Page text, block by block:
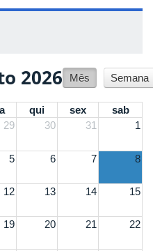
2026 Mês Semana
qui sex
sab
29 30 31 1
5 6 7 8
12 13 14 15
19 20 21 22